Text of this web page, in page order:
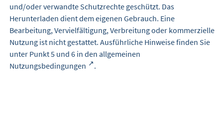
und/oder verwandte Schutzrechte geschützt. Das
Herunterladen dient dem eigenen Gebrauch. Eine
Bearbeitung, Vervielfältigung, Verbreitung oder kommerzielle
Nutzung ist nicht gestattet. Ausführliche Hinweise finden Sie
unter Punkt 5 und 6 in den allgemeinen
Nutzungsbedingungen
.